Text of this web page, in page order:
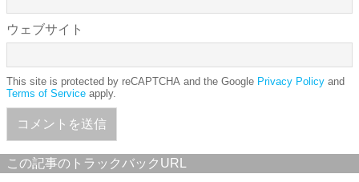
ウェブサイト
This site is protected by reCAPTCHA and the Google Privacy Policy and
Terms of Service apply.
この記事のトラックバックURL